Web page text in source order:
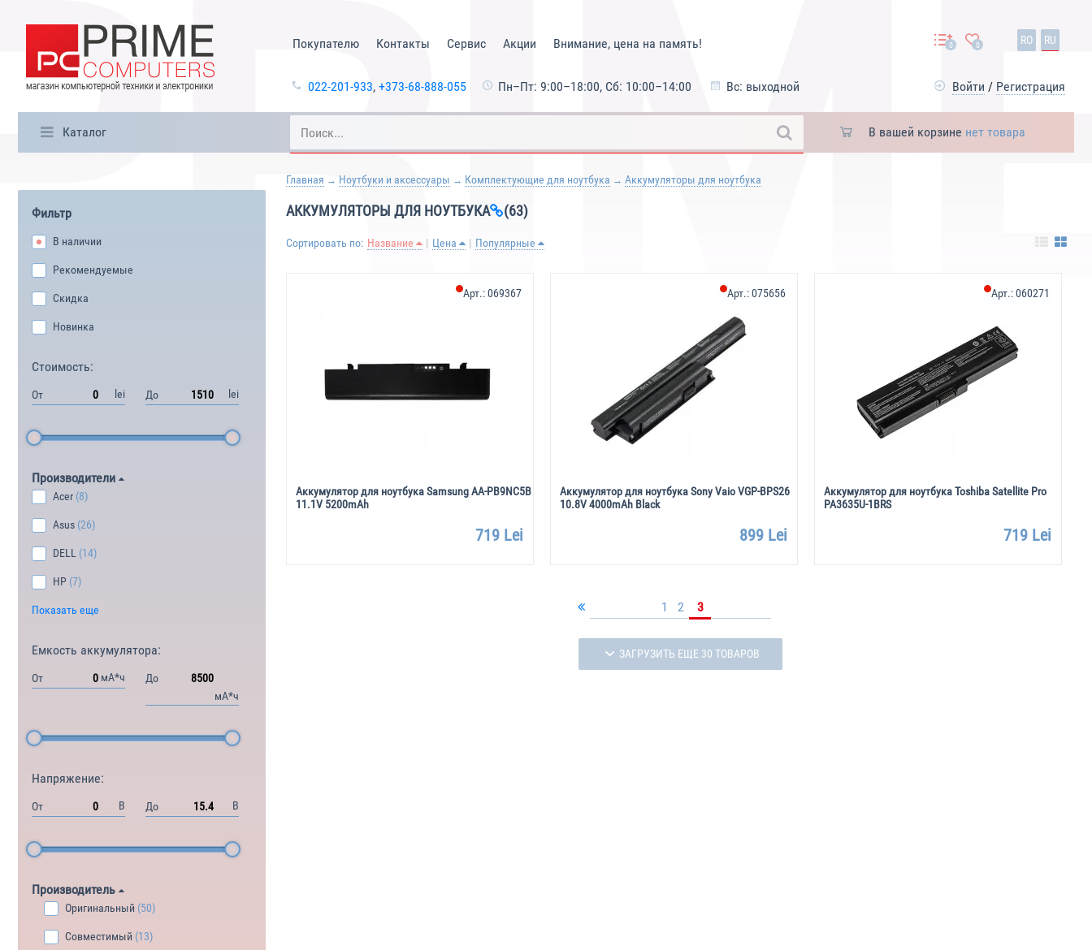
Покупателю Контакты Сервис Акции Внимание, цена на память!
022-201-933, +373-68-888-055 Пн–Пт: 9:00–18:00, Сб: 10:00–14:00 Вс: выходной
0 0 RO RU
Войти / Регистрация
Каталог В вашей корзине нет товара
Фильтр
В наличии
Рекомендуемые
Скидка
Новинка
Стоимость:
От lei До lei
Производители
Acer (8)
Asus (26)
DELL (14)
HP (7)
Показать еще
Емкость аккумулятора:
От мА*ч
До
мА*ч
Напряжение:
От В До В
Производитель
Оригинальный (50)
Совместимый (13)
Главная Ноутбуки и аксессуары Комплектующие для ноутбука Аккумуляторы для ноутбука
АККУМУЛЯТОРЫ ДЛЯ НОУТБУКА (63)
Сортировать по: Название Цена Популярные
Аккумулятор для ноутбука Samsung AA-PB9NC5B
11.1V 5200mAh
Арт.:069367
719 Lei
Аккумулятор для ноутбука Sony Vaio VGP-BPS26
10.8V 4000mAh Black
Арт.:075656
899 Lei
Аккумулятор для ноутбука Toshiba Satellite Pro
PA3635U-1BRS
Арт.:060271
719 Lei
1 2 3
ЗАГРУЗИТЬ ЕЩЕ 30 ТОВАРОВ